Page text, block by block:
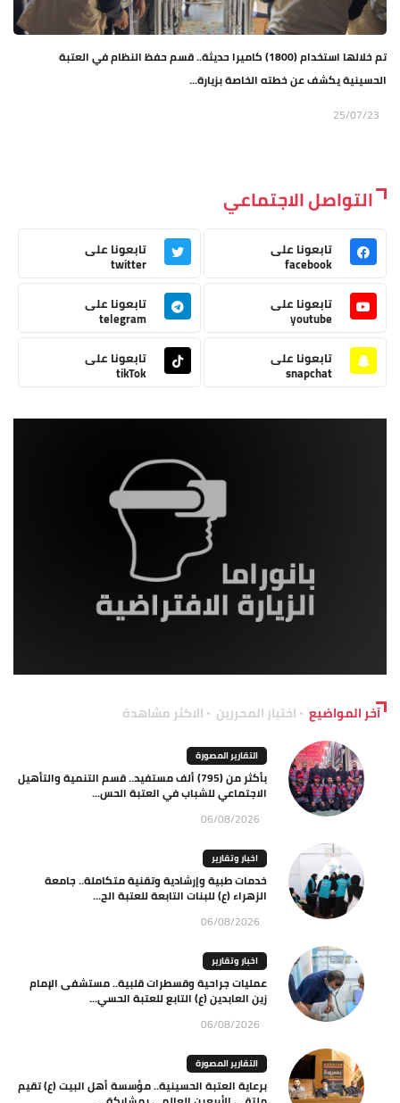
تم خلالها استخدام (1800) كاميرا حديثة.. قسم حفظ النظام في العتبة
الحسينية يكشف عن خطته الخاصة بزيارة...
25/07/23
التواصل الاجتماعي
تابعونا على
facebook
تابعونا على
twitter
تابعونا على
youtube
تابعونا على
telegram
تابعونا على
snapchat
تابعونا على
tikTok
آخر المواضيع اختيار المحررين الاكثر مشاهدة
التقارير المصورة
بأكثر من (795) ألف مستفيد.. قسم التنمية والتأهيل
الاجتماعي للشباب في العتبة الحس...
06/08/2026
اخبار وتقارير
خدمات طبية وإرشادية وتقنية متكاملة.. جامعة
الزهراء (ع) للبنات التابعة للعتبة الح...
06/08/2026
اخبار وتقارير
عمليات جراحية وقسطرات قلبية.. مستشفى الإمام
زين العابدين (ع) التابع للعتبة الحسي...
06/08/2026
التقارير المصورة
برعاية العتبة الحسينية.. مؤسسة أهل البيت (ع) تقيم